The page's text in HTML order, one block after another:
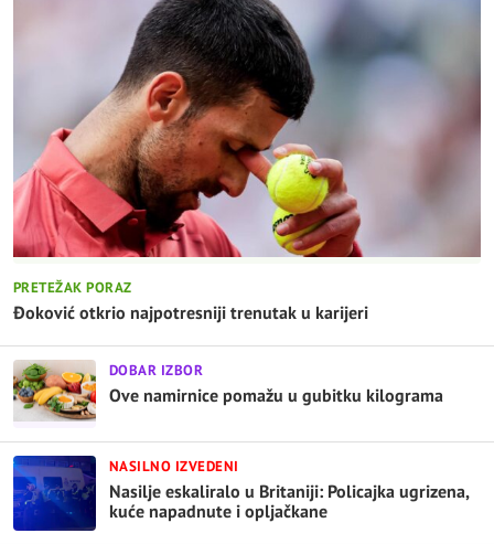
PRETEŽAK PORAZ
Đoković otkrio najpotresniji trenutak u karijeri
DOBAR IZBOR
Ove namirnice pomažu u gubitku kilograma
NASILNO IZVEDENI
Nasilje eskaliralo u Britaniji: Policajka ugrizena,
kuće napadnute i opljačkane